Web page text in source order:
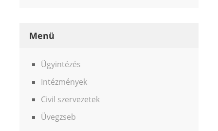
Menü
Ügyintézés
Intézmények
Civil szervezetek
Üvegzseb